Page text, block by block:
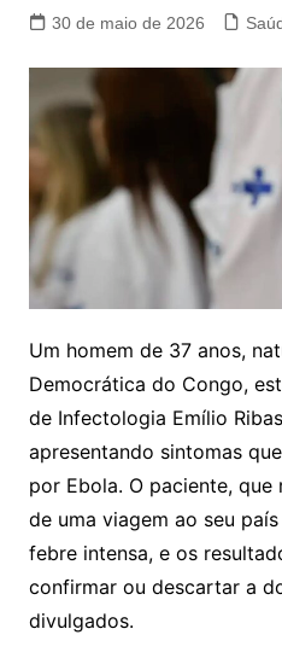
30 de maio de 2026
Um homem de 37 anos,
Democrática do Congo,
de Infectologia Emílio
apresentando sintomas
por Ebola. O paciente,
de uma viagem ao seu
febre intensa, e os
confirmar ou descartar a
divulgados.